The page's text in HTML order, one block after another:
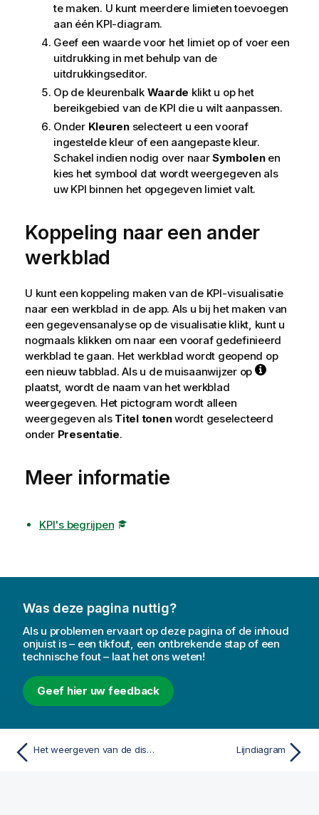
te maken. U kunt meerdere limieten toevoegen
aan één KPI-diagram.
Geef een waarde voor het limiet op of voer een
uitdrukking in met behulp van de
uitdrukkingseditor.
Op de kleurenbalk Waarde klikt u op het
bereikgebied van de KPI die u wilt aanpassen.
Onder Kleurenselecteert u een vooraf
ingestelde kleur of een aangepaste kleur.
Schakel indien nodig over naarSymbolenen
kies het symbool dat wordt weergegeven als
uw KPI binnen het opgegeven limiet valt.
Koppeling naar een ander
werkblad
U kunt een koppeling maken van de KPI-visualisatie
naar een werkblad in de app. Als u bij het maken van
een gegevensanalyse op de visualisatie klikt, kunt u
nogmaals klikken om naar een vooraf gedefinieerd
werkblad te gaan. Het werkblad wordt geopend op
een nieuw tabblad. Als u de muisaanwijzer op
plaatst, wordt de naam van het werkblad
weergegeven. Het pictogram wordt alleen
weergegeven als Titel tonenwordt geselecteerd
onder Presentatie.
Meer informatie
KPI's begrijpen
Was deze pagina nuttig?
Als u problemen ervaart op deze pagina of de inhoud
onjuist is – een tikfout, een ontbrekende stap of een
technische fout – laat het ons weten!
Geef hier uw feedback
Het weergeven van de distributie van gegevens over intervallen met een histogram Lijndiagram